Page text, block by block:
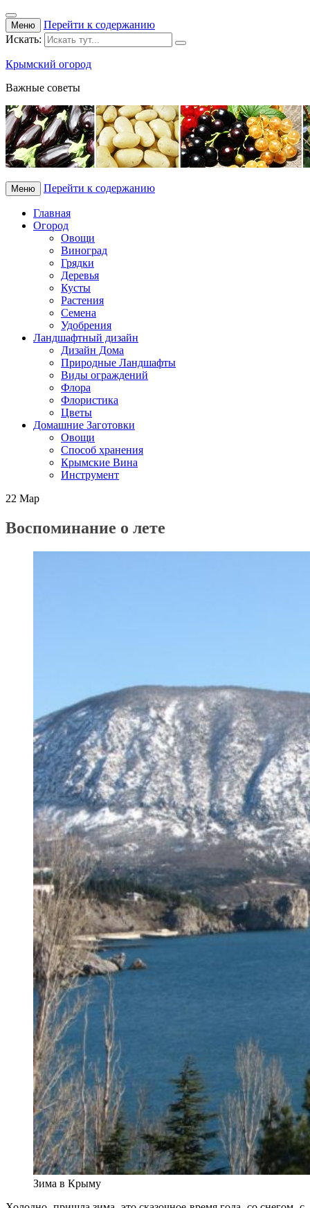
Меню
Перейти к содержанию
Искать:
Крымский огород
Важные советы
Меню Перейти к содержанию
Главная
Огород
Овощи
Виноград
Грядки
Деревья
Кусты
Растения
Семена
Удобрения
Ландшафтный дизайн
Дизайн Дома
Природные Ландшафты
Виды ограждений
Флора
Флористика
Цветы
Домашние Заготовки
Овощи
Способ хранения
Крымские Вина
Инструмент
22 Мар
Воспоминание о лете
Зима в Крыму